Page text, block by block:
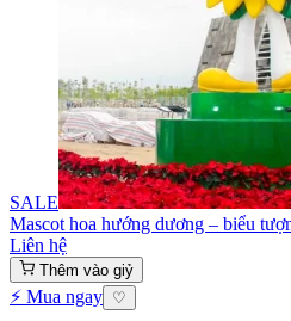
SALE
Mascot hoa hướng dương – biểu
Liên hệ
Thêm vào giỷ
⚡ Mua ngay ♡